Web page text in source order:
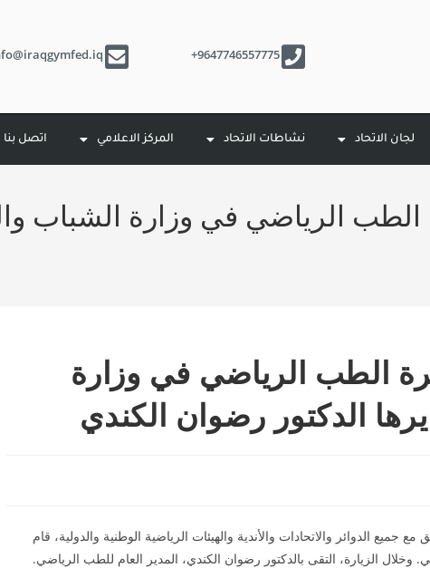
9647746557775+
لجان الاتحاد نشاطات الاتحاد المركز الاعلامي اتصل بنا
الطب الرياضي في وزارة الشباب
الطب الرياضي في وزارة
الدكتور رضوان الكندي
جميع الدوائر والاتحادات والأندية والهيئات الرياضية الوطنية والدولية، قام
وخلال الزيارة، التقى بالدكتور رضوان الكندي، المدير العام للطب الرياضي.